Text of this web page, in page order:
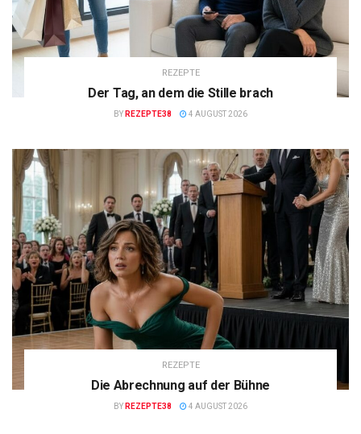
REZEPTE
Der Tag, an dem die Stille brach
BY REZEPTE38 4 AUGUST 2026
REZEPTE
Die Abrechnung auf der Bühne
BY REZEPTE38 4 AUGUST 2026